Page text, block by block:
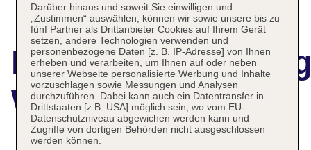
W Maldives
Darüber hinaus und soweit Sie einwilligen und
„Zustimmen“ auswählen, können wir sowie unsere bis zu
fünf Partner als Drittanbieter Cookies auf Ihrem Gerät
setzen, andere Technologien verwenden und
personenbezogene Daten [z. B. IP-Adresse] von Ihnen
erheben und verarbeiten, um Ihnen auf oder neben
unserer Webseite personalisierte Werbung und Inhalte
vorzuschlagen sowie Messungen und Analysen
durchzuführen. Dabei kann auch ein Datentransfer in
Drittstaaten [z.B. USA] möglich sein, wo vom EU-
Datenschutzniveau abgewichen werden kann und
Zugriffe von dortigen Behörden nicht ausgeschlossen
werden können.